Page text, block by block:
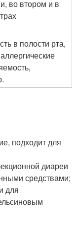
во втором и в
в полости рта,
подходит для
диареи
средствами;
для